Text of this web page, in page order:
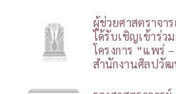
ผู้ช่วยศาสตราจา
ได้รับเชิญเข้าร่ว
โครงการ “แพร่
สำนักงานศิลปวั